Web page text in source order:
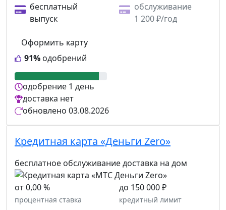
бесплатный
выпуск
обслуживание
1 200 ₽/год
91% одобрений
Оформить карту
одобрение 1 день
доставка нет
обновлено 03.08.2026
Кредитная карта «Деньги Zero»
бесплатное обслуживаниедоставка на дом
от 0,00 %
процентная ставка
до 150 000 ₽
кредитный лимит